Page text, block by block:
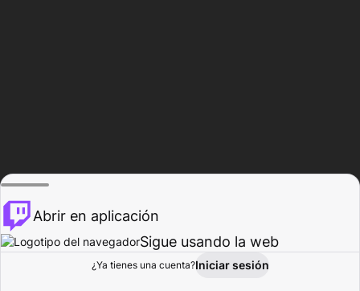
Explorar Actividad
Abrir en aplicación
Sigue usando la web
¿Ya tienes una cuenta?Iniciar sesión